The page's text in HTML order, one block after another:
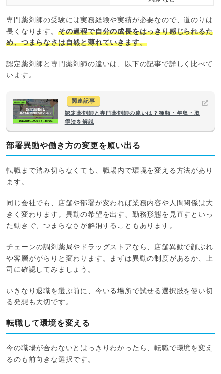
専門薬剤師の受験には実務経験や実績が必要なので、道のりは
長くなります。その過程で自分の成長をはっきり感じられるた
め、つまらなさは自然と薄れていきます。
認定薬剤師と専門薬剤師の違いは、以下の記事で詳しく比べて
います。
関連記事
認定薬剤師と専門薬剤師の違いは？種類・年収・取
得法を解説
部署異動や働き方の変更を願い出る
転職まで踏み切らなくても、職場内で環境を変える方法があり
ます。
同じ会社でも、店舗や部署が変われば業務内容や人間関係は大
きく変わります。異動の希望を出す、勤務形態を見直すといっ
た動きで、つまらなさが解消することもあります。
チェーンの調剤薬局やドラッグストアなら、店舗異動で顔ぶれ
や客層ががらりと変わります。まずは異動の制度があるか、上
司に確認してみましょう。
いきなり退職を選ぶ前に、今いる場所で試せる選択肢を使い切
る発想も大切です。
転職して環境を変える
今の職場が合わないとはっきりわかったら、転職で環境を変え
るのも前向きな選択です。